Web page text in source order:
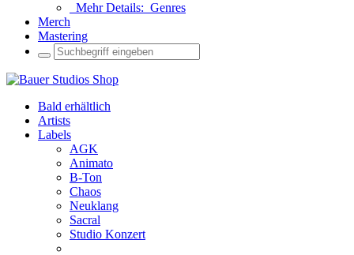
Mehr Details: Genres
Merch
Mastering
Bald erhältlich
Artists
Labels
AGK
Animato
B-Ton
Chaos
Neuklang
Sacral
Studio Konzert